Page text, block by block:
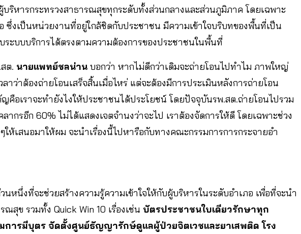
ริหารกระทรวงสาธารณสุขทุกระดับทั้งส่วนกลางและส่วนภูมิภาค โดยเฉพาะ
ซึ่งเป็นหน่วยงานที่อยู่ใกล้ชิดกับประชาชน มีความเข้าใจบริบทของพื้นที่เป็น
ระบบบริการได้ตรงตามความต้องการของประชาชนในพื้นที่
ต. นายแพทย์ชลน่าน บอกว่า หากไม่ดีกว่าเดิมจะถ่ายโอนไปทำไม ภาพใหญ่
าว่าต้องถ่ายโอนเสร็จสิ้นเมื่อไหร่ แต่จะต้องมีการประเมินหลังการถ่ายโอน
คือเราจะทำยังไงให้ประชาชนได้ประโยชน์ โดยปัจจุบันรพ.สต.ถ่ายโอนไปรวม
ากรอีก 60% ไม่ได้แสดงเจตจำนงว่าจะไป เราต้องจัดการให้ดี โดยเฉพาะช่วง
ห้เสนอมาให้ผม จะนำเรื่องนี้ไปหารือกับทางคณะกรรมการการกระจายอำ
หนึ่งที่จะช่วยสร้างความรู้ความเข้าใจให้กับผู้บริหารในระดับอำเภอ เพื่อที่จะนำ
สุข รวมทั้ง Quick Win 10 เรื่องเช่น บัตรประชาชนใบเดียวรักษาทุก
มการมีบุตร จัดตั้งศูนย์ธัญญารักษ์ดูแลผู้ป่วยจิตเวชและยาเสพติด โรง